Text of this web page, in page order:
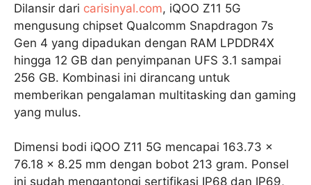
Dilansir dari carisinyal.com, iQOO Z11 5G
mengusung chipset Qualcomm Snapdragon 7s
Gen 4 yang dipadukan dengan RAM LPDDR4X
hingga 12 GB dan penyimpanan UFS 3.1 sampai
256 GB. Kombinasi ini dirancang untuk
memberikan pengalaman multitasking dan gaming
yang mulus.
Dimensi bodi iQOO Z11 5G mencapai 163.73 x
76.18 x 8.25 mm dengan bobot 213 gram. Ponsel
ini sudah mengantongi sertifikasi IP68 dan IP69,